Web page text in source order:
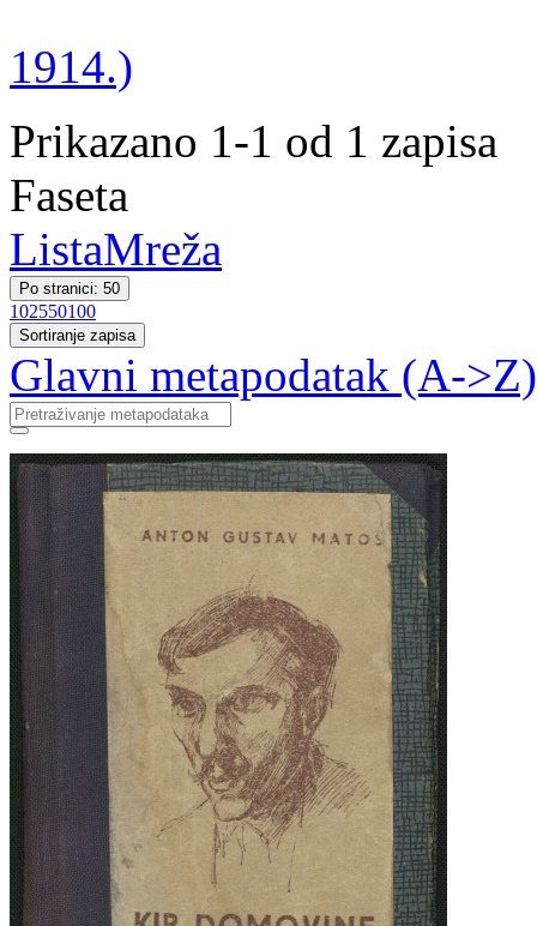
1914.)
Prikazano 1-1 od 1 zapisa
Faseta
ListaMreža
Po stranici: 50
102550100
Sortiranje zapisa
Glavni metapodatak (A->Z)